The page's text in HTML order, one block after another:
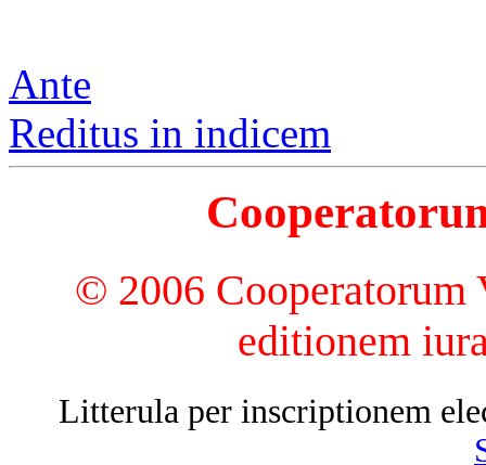
Ante
Reditus in indicem
© 2006 Cooperatorum
editionem
Litterula per inscriptionem